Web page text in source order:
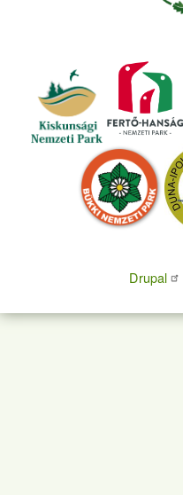
Drupal